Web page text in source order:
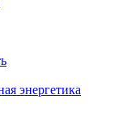
энергетика